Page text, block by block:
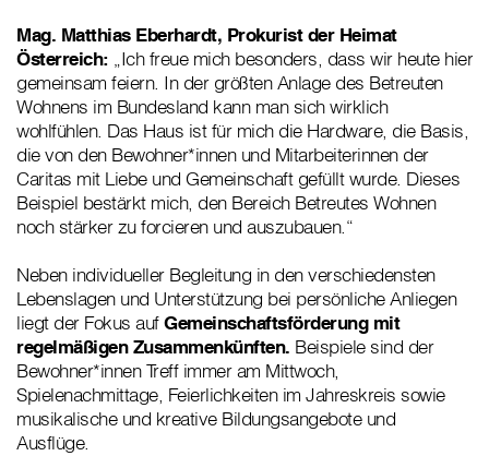
Mag. Matthias Eberhardt, Prokurist der Heimat
Österreich: „Ich freue mich besonders, dass wir heute hier
gemeinsam feiern. In der größten Anlage des Betreuten
Wohnens im Bundesland kann man sich wirklich
wohlfühlen. Das Haus ist für mich die Hardware, die Basis,
die von den Bewohner*innen und Mitarbeiterinnen der
Caritas mit Liebe und Gemeinschaft gefüllt wurde. Dieses
Beispiel bestärkt mich, den Bereich Betreutes Wohnen
noch stärker zu forcieren und auszubauen.“
Neben individueller Begleitung in den verschiedensten
Lebenslagen und Unterstützung bei persönliche Anliegen
liegt der Fokus aufGemeinschaftsförderung mit
regelmäßigen Zusammenkünften. Beispiele sind der
Bewohner*innen Treff immer am Mittwoch,
Spielenachmittage, Feierlichkeiten im Jahreskreis sowie
musikalische und kreative Bildungsangebote und
Ausflüge.